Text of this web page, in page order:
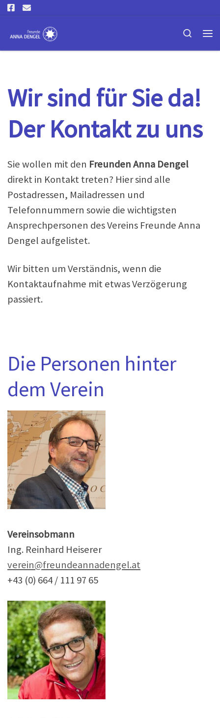
Skip to content
Search
Wir sind für Sie da!
Der Kontakt zu uns
Sie wollen mit den Freunden Anna Dengel
direkt in Kontakt treten? Hier sind alle
Postadressen, Mailadressen und
Telefonnummern sowie die wichtigsten
Ansprechpersonen des Vereins Freunde Anna
Dengel aufgelistet.
Wir bitten um Verständnis, wenn die
Kontaktaufnahme mit etwas Verzögerung
passiert.
Die Personen hinter
dem Verein
Vereinsobmann
Ing. Reinhard Heiserer
verein@freundeannadengel.at
+43 (0) 664 / 111 97 65